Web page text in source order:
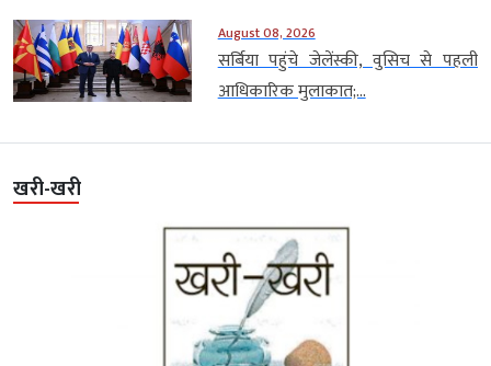
August 08, 2026
सर्बिया पहुंचे जेलेंस्की, वुसिच से पहली
आधिकारिक मुलाकात;...
खरी-खरी